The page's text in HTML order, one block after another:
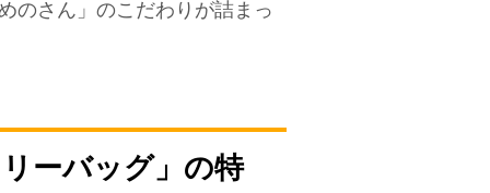
のさん」のこだわりが詰まっ
ーバッグ」の特